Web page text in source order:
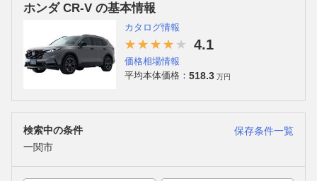
ホンダ CR-V の基本情報
カタログ情報
4.1
価格相場情報
平均本体価格： 518.3 万円
検索中の条件
保存条件一覧
一関市